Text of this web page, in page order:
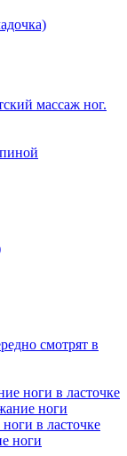
массаж ног.
смотрят в
ноги в ласточке
ноги
в ласточке
ноги